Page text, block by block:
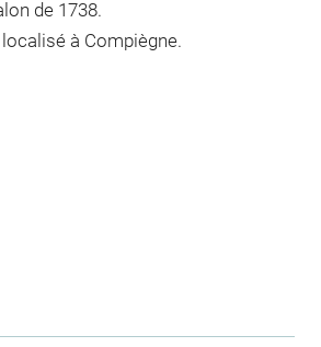
de 1738.
à Compiègne.